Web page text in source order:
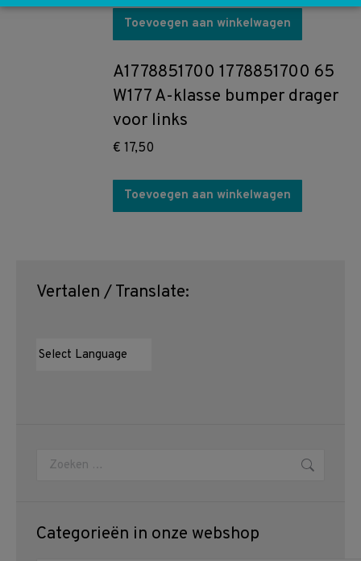
Toevoegen aan winkelwagen
A1778851700 1778851700 65
W177 A-klasse bumper drager
voor links
€ 17,50
Toevoegen aan winkelwagen
Vertalen / Translate:
Zoeken:
Categorieën in onze webshop